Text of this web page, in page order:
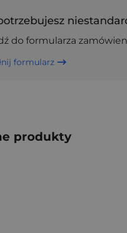
do formularza
formularz
produkty